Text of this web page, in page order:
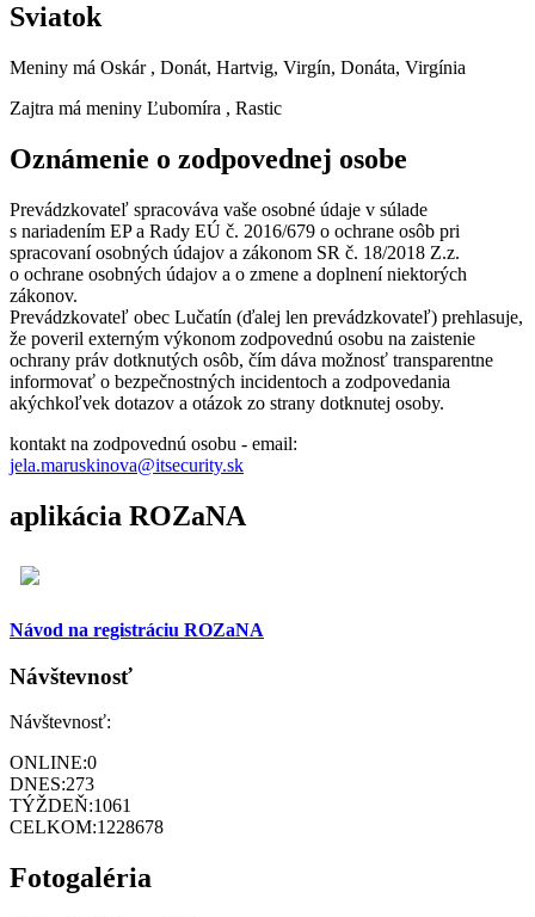
Sviatok
Meniny má Oskár , Donát, Hartvig, Virgín, Donáta, Virgínia
Zajtra má meniny Ľubomíra , Rastic
Oznámenie o zodpovednej osobe
Prevádzkovateľ spracováva vaše osobné údaje v súlade
s nariadením EP a Rady EÚ č. 2016/679 o ochrane osôb pri
spracovaní osobných údajov a zákonom SR č. 18/2018 Z.z.
o ochrane osobných údajov a o zmene a doplnení niektorých
zákonov.
Prevádzkovateľ obec Lučatín (ďalej len prevádzkovateľ) prehlasuje,
že poveril externým výkonom zodpovednú osobu na zaistenie
ochrany práv dotknutých osôb, čím dáva možnosť transparentne
informovať o bezpečnostných incidentoch a zodpovedania
akýchkoľvek dotazov a otázok zo strany dotknutej osoby.
kontakt na zodpovednú osobu - email:
jela.maruskinova@itsecurity.sk
aplikácia ROZaNA
Návod na registráciu ROZaNA
Návštevnosť
Návštevnosť:
ONLINE:0
DNES:273
TÝŽDEŇ:1061
CELKOM:1228678
Fotogaléria